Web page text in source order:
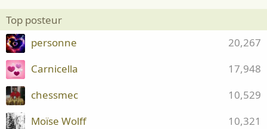
Top posteur
20,267
personne
17,948
Carnicella
10,529
chessmec
10,321
Moïse Wolff